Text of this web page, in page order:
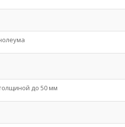
до 50 мм